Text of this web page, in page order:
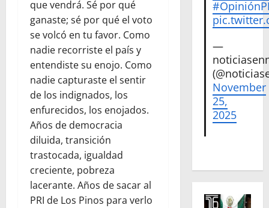
que vendrá. Sé por qué
ganaste; sé por qué el voto
se volcó en tu favor. Como
nadie recorriste el país y
entendiste su enojo. Como
nadie capturaste el sentir
de los indignados, los
enfurecidos, los enojados.
Años de democracia
diluida, transición
trastocada, igualdad
creciente, pobreza
lacerante. Años de sacar al
PRI de Los Pinos para verlo
—
November
25,
2025